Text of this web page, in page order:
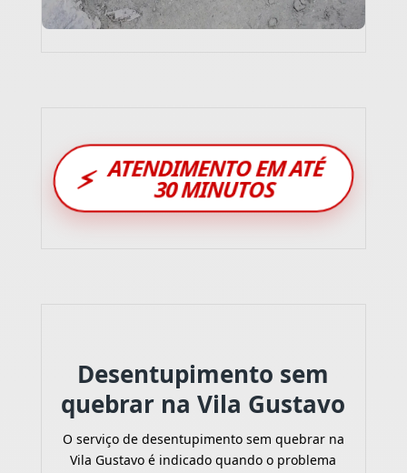
⚡ ATENDIMENTO EM ATÉ
30 MINUTOS
Desentupimento sem
quebrar na Vila Gustavo
O serviço de desentupimento sem quebrar na
Vila Gustavo é indicado quando o problema